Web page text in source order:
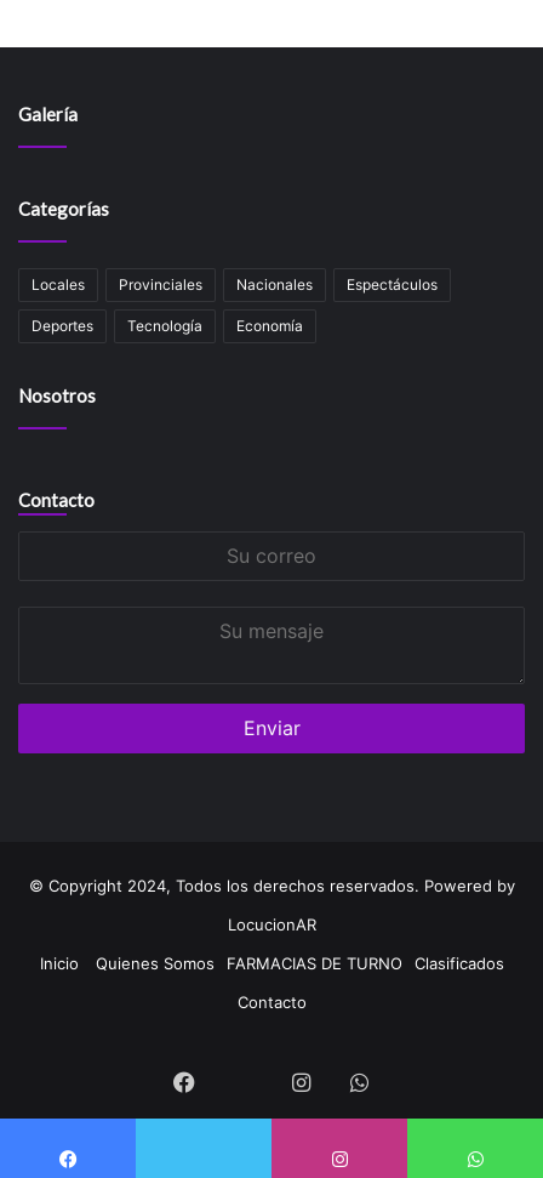
Galería
Categorías
Locales Provinciales Nacionales Espectáculos
Deportes Tecnología Economía
Nosotros
Contacto
© Copyright 2024, Todos los derechos reservados. Powered by
LocucionAR
Inicio
Quienes Somos FARMACIAS DE TURNO
Clasificados
Contacto
Facebook InstagramWhatsapp